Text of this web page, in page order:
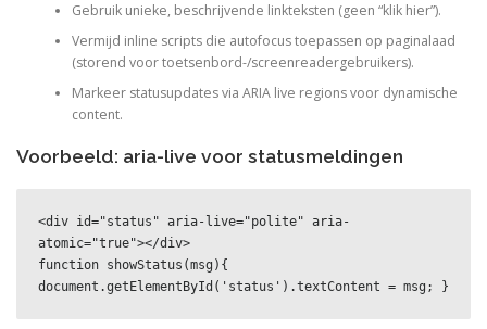
Gebruik unieke, beschrijvende linkteksten (geen “klik hier”).
Vermijd inline scripts die autofocus toepassen op paginalaad
(storend voor toetsenbord-/screenreadergebruikers).
Markeer statusupdates via ARIA live regions voor dynamische
content.
Voorbeeld: aria-live voor statusmeldingen
<div id="status" aria-live="polite" aria-
atomic="true"></div>
function showStatus(msg){
document.getElementById('status').textContent = msg; }